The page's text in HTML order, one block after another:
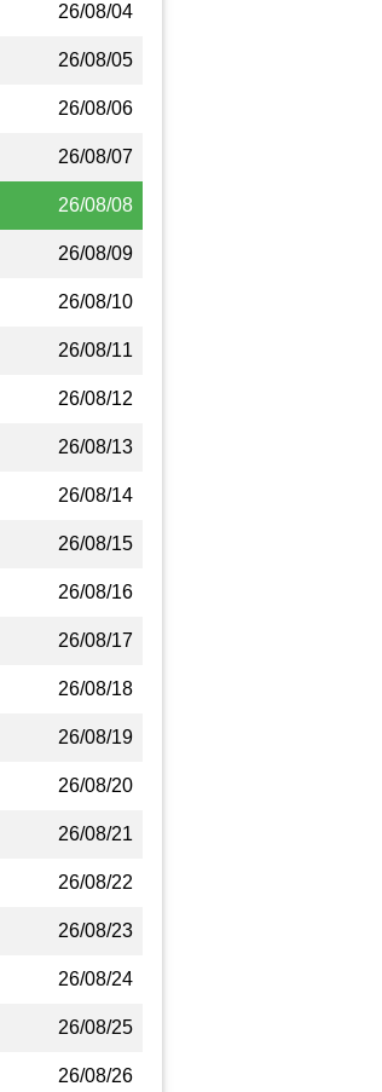
26/08/04
26/08/05
26/08/06
26/08/07
26/08/08
26/08/09
26/08/10
26/08/11
26/08/12
26/08/13
26/08/14
26/08/15
26/08/16
26/08/17
26/08/18
26/08/19
26/08/20
26/08/21
26/08/22
26/08/23
26/08/24
26/08/25
26/08/26